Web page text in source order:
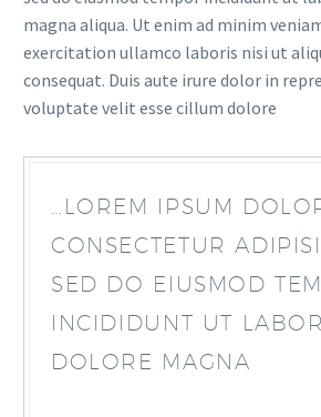
magna aliqua. Ut enim ad minim
exercitation ullamco laboris nisi ut
consequat. Duis aute irure dolor in
voluptate velit esse cillum dolore
…LOREM IPSUM
CONSECTETUR
SED DO EIUSMOD
INCIDIDUNT UT
DOLORE MAGNA